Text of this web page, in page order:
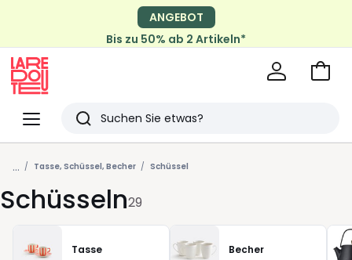
ANGEBOT
Bis zu 50% ab 2 Artikeln*
Menü
Redoute
Suchen
Zuletzt
angesehen
Artikel
Zum
... Tasse, Schüssel, Becher Schüssel
Schüsseln29
Tasse Becher